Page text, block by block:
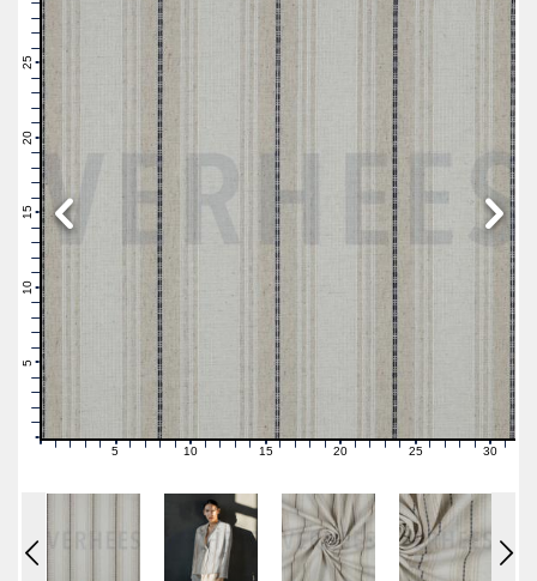
0
1
2
3
4
5
7
8
9
10
11
12
13
14
15
16
17
18
19
20
21
22
23
24
25
26
27
28
29
0 1 2 3 4 6 7 89 11121314 16171819 21222324 26272829 31